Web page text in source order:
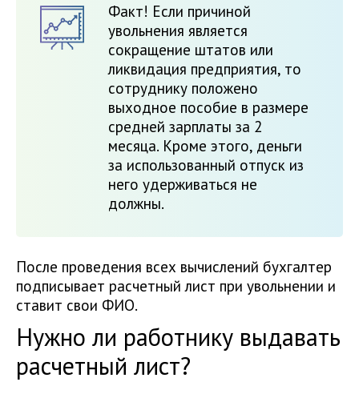
Факт! Если причиной
увольнения является
сокращение штатов или
ликвидация предприятия, то
сотруднику положено
выходное пособие в размере
средней зарплаты за 2
месяца. Кроме этого, деньги
за использованный отпуск из
него удерживаться не
должны.
После проведения всех вычислений бухгалтер
подписывает расчетный лист при увольнении и
ставит свои ФИО.
Нужно ли работнику выдавать
расчетный лист?